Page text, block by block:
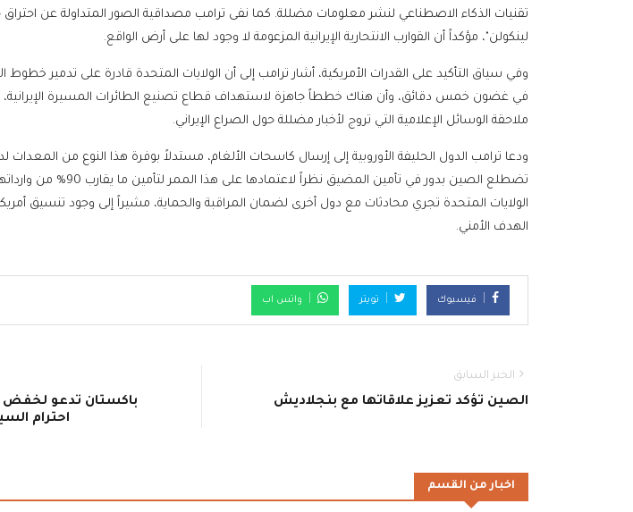
تقنيات الذكاء الاصطناعي لنشر معلومات مضللة. كما نفى ترامب مصداقية الصور المتداولة عن احتراق
لينكولن"، مؤكداً أن القوارب الانتحارية الإيرانية المزعومة لا وجود لها على أرض الواقع.
وفي سياق التأكيد على القدرات الأمريكية، أشار ترامب إلى أن الولايات المتحدة قادرة على تدمير خطوط
في غضون خمس دقائق، وأن هناك خططاً جاهزة لاستهداف قطاع تصنيع الطائرات المسيرة الإيرانية،
ملاحقة الوسائل الإعلامية التي تروج لأخبار مضللة حول الصراع الإيراني.
ودعا ترامب الدول الحليفة الأوروبية إلى إرسال كاسحات الألغام، مستدلاً بوفرة هذا النوع من المعدات
تضطلع الصين بدور في تأمين المضيق نظراً
الولايات المتحدة تجري محادثات مع دول أخرى لضمان المراقبة والحماية، مشيراً إلى وجود تنسيق
الهدف الأمني.
فيسبوك تويتر واتس اب
الخبر السابق
الصين تؤكد تعزيز علاقاتها مع بنجلاديش
باكستان تدعو لخفض
احترام
اخبار من القسم